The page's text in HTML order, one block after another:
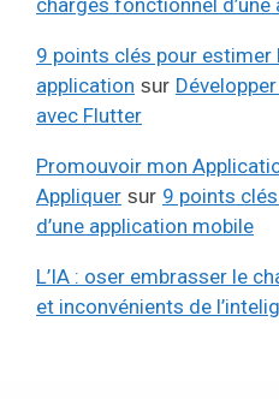
charges fonctionnel d’une
9 points clés pour estimer
application sur
avec Flutter
Promouvoir mon
Appliquer sur 9 points
d’une application mobile
L’IA : oser embrasser le
et inconvénients de